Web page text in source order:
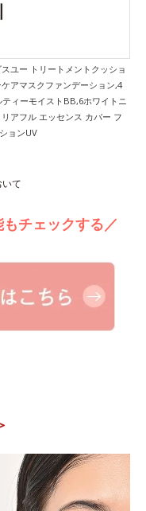
ユー トリートメントクッショ
アマスクファンデーション,4
ィーモイストBB,6ホワイトニ
アフル エッセンス カバー フ
ョンUV
て
チェックする／